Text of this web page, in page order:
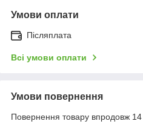
Умови оплати
Післяплата
Всі умови оплати
Умови повернення
Повернення товару впродовж 14